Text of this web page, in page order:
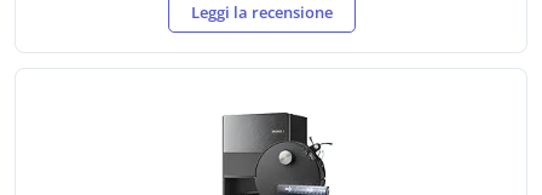
Leggi la recensione